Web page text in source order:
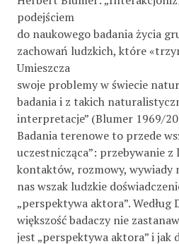
podejściem
do naukowego badania życia
zachowań ludzkich, które
Umieszcza
swoje problemy w świecie
badania i z takich
interpretacje” (Blumer 1969/
Badania terenowe to przede
uczestnicząca”: przebywanie
kontaktów, rozmowy, wywiady
nas wszak ludzkie
„perspektywa aktora”. Według
większość badaczy nie
jest „perspektywa aktora” i jak